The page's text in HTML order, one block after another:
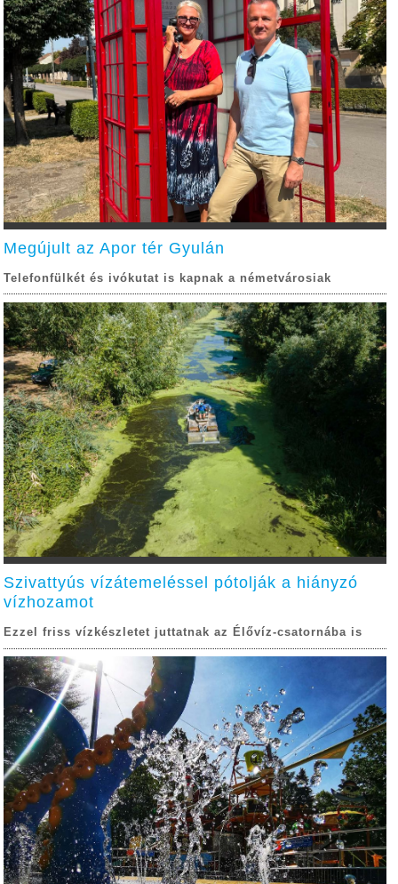
Megújult az Apor tér Gyulán
Telefonfülkét és ivókutat is kapnak a németvárosiak
Szivattyús vízátemeléssel pótolják a hiányzó
vízhozamot
Ezzel friss vízkészletet juttatnak az Élővíz-csatornába is